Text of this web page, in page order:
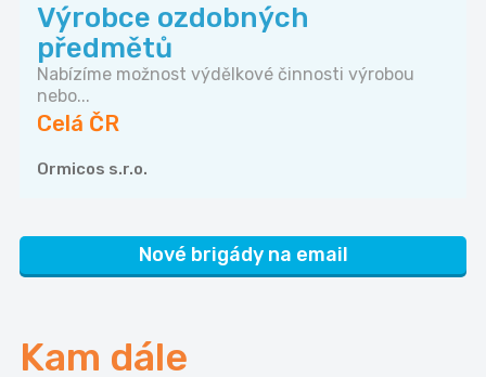
Výrobce ozdobných
předmětů
Nabízíme možnost výdělkové činnosti výrobou
nebo...
Celá ČR
Ormicos s.r.o.
Nové brigády na email
Kam dále